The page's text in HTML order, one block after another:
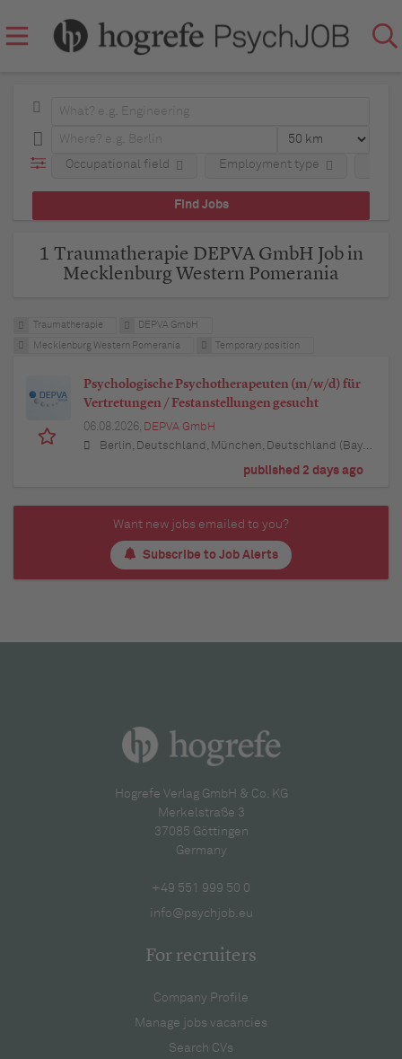
Occupational field Employment type
1 Traumatherapie DEPVA GmbH Job in
Mecklenburg Western Pomerania
Traumatherapie DEPVA GmbH
Mecklenburg Western Pomerania Temporary position
Psychologische Psychotherapeuten (m/w/d) für
Vertretungen / Festanstellungen gesucht
06.08.2026, DEPVA GmbH
Berlin, Deutschland, München, Deutschland (Bayern), Hamburg, Deutschland, Düsseldorf, Deutschland (Nordrhein-Westfalen), Köln, Deutschland (Nordrhein-Westfalen), Essen, Deutschland (Nordrhein-Westfalen), Dortmund, Deutschland (Nordrhein-Westfalen), Stuttgart, Deutschland (Baden-Württemberg), Heilbronn, Deutschland (Baden-Württemberg), Hannover, Deutschland (Niedersachsen), Rostock, Deutschland (Mecklenburg-Vorpommern), Kiel, Deutschland (Schleswig-Holstein), Augsburg, Deutschland (Bayern), Nürnberg, Deutschland (Bayern), Frankfurt am Main, Deutschland (Hessen), Bremen, Deutschland, Schwerin, Deutschland (Mecklenburg-Vorpommern), Mainz, Deutschland (Rheinland-Pfalz), Saarbrücken, Deutschland (Saarland), Dresden, Deutschland (Sachsen), Magdeburg, Deutschland (Sachsen-Anhalt), Potsdam, Deutschland (Brandenburg), Erfurt, Deutschland (Thüringen), Würzburg, Deutschland (Bayern), Heilbronn, Deutschland (Baden-Württemberg), Leipzig, Deutschland (Sachsen)
published 2 days ago
Want new jobs emailed to you?
Subscribe to Job Alerts
Hogrefe Verlag GmbH & Co. KG
Merkelstraße 3
37085 Göttingen
Germany
+49 551 999 50 0
info@psychjob.eu
For recruiters
Company Profile
Manage jobs vacancies
Search CVs